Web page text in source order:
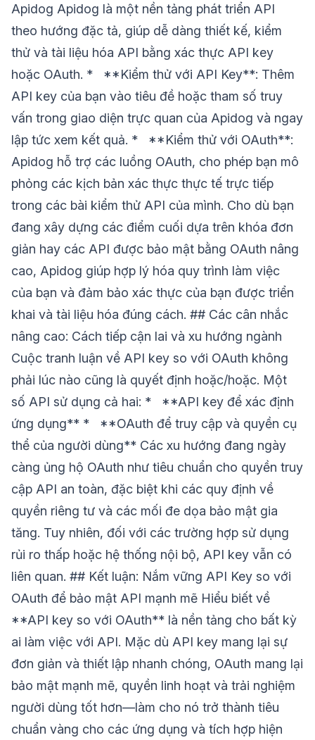
Apidog Apidog là một nền tảng phát triển API
theo hướng đặc tả, giúp dễ dàng thiết kế, kiểm
thử và tài liệu hóa API bằng xác thực API key
hoặc OAuth. * **Kiểm thử với API Key**: Thêm
API key của bạn vào tiêu đề hoặc tham số truy
vấn trong giao diện trực quan của Apidog và ngay
lập tức xem kết quả. * **Kiểm thử với OAuth**:
Apidog hỗ trợ các luồng OAuth, cho phép bạn mô
phỏng các kịch bản xác thực thực tế trực tiếp
trong các bài kiểm thử API của mình. Cho dù bạn
đang xây dựng các điểm cuối dựa trên khóa đơn
giản hay các API được bảo mật bằng OAuth nâng
cao, Apidog giúp hợp lý hóa quy trình làm việc
của bạn và đảm bảo xác thực của bạn được triển
khai và tài liệu hóa đúng cách. ## Các cân nhắc
nâng cao: Cách tiếp cận lai và xu hướng ngành
Cuộc tranh luận về API key so với OAuth không
phải lúc nào cũng là quyết định hoặc/hoặc. Một
số API sử dụng cả hai: * **API key để xác định
ứng dụng** * **OAuth để truy cập và quyền cụ
thể của người dùng** Các xu hướng đang ngày
càng ủng hộ OAuth như tiêu chuẩn cho quyền truy
cập API an toàn, đặc biệt khi các quy định về
quyền riêng tư và các mối đe dọa bảo mật gia
tăng. Tuy nhiên, đối với các trường hợp sử dụng
rủi ro thấp hoặc hệ thống nội bộ, API key vẫn có
liên quan. ## Kết luận: Nắm vững API Key so với
OAuth để bảo mật API mạnh mẽ Hiểu biết về
**API key so với OAuth** là nền tảng cho bất kỳ
ai làm việc với API. Mặc dù API key mang lại sự
đơn giản và thiết lập nhanh chóng, OAuth mang lại
bảo mật mạnh mẽ, quyền linh hoạt và trải nghiệm
người dùng tốt hơn—làm cho nó trở thành tiêu
chuẩn vàng cho các ứng dụng và tích hợp hiện